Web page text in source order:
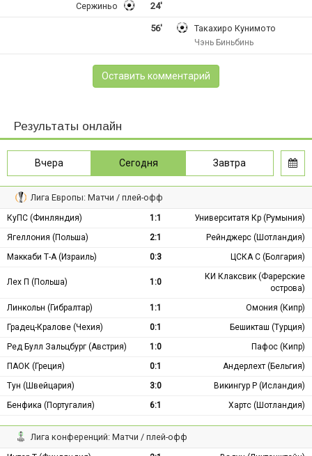
24'
Сержиньо
56' Такахиро Кунимото
Чэнь Биньбинь
Оставить комментарий
Результаты онлайн
Вчера Сегодня Завтра
Лига Европы: Матчи / плей-офф
КуПС (Финляндия) 1:1
Университатя Кр (Румыния)
Ягеллония (Польша)
2:1
Рейнджерс (Шотландия)
Маккаби Т-А (Израиль)
0:3 ЦСКА С (Болгария)
Лех П (Польша) 1:0
КИ Клаксвик (Фарерские
острова)
Линкольн (Гибралтар)
1:1
Омония (Кипр)
Градец-Кралове (Чехия)
0:1
Бешикташ (Турция)
Ред Булл Зальцбург (Австрия)
1:0
Пафос (Кипр)
ПАОК (Греция)
0:1
Андерлехт (Бельгия)
Тун (Швейцария)
3:0
Викингур Р (Исландия)
Бенфика (Португалия)
6:1 Хартс (Шотландия)
Лига конференций: Матчи / плей-офф